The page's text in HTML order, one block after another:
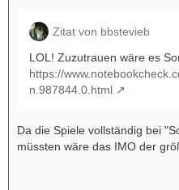
Zitat von bbstevieb
LOL! Zuzutrauen wäre es
https://
n.987844.0.html
Da die Spiele vollständig bei
müssten wäre das IMO der